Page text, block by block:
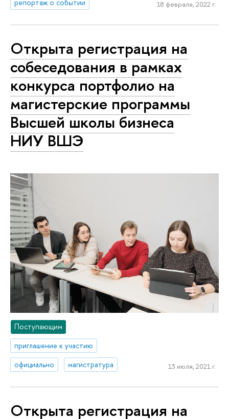
репортаж о событии
18 февраля, 2022 г.
Открыта регистрация на
собеседования в рамках
конкурса портфолио на
магистерские программы
Высшей школы бизнеса
НИУ ВШЭ
Поступающим
приглашение к участию
официально
магистратура 13 июля, 2021 г.
Открыта регистрация на